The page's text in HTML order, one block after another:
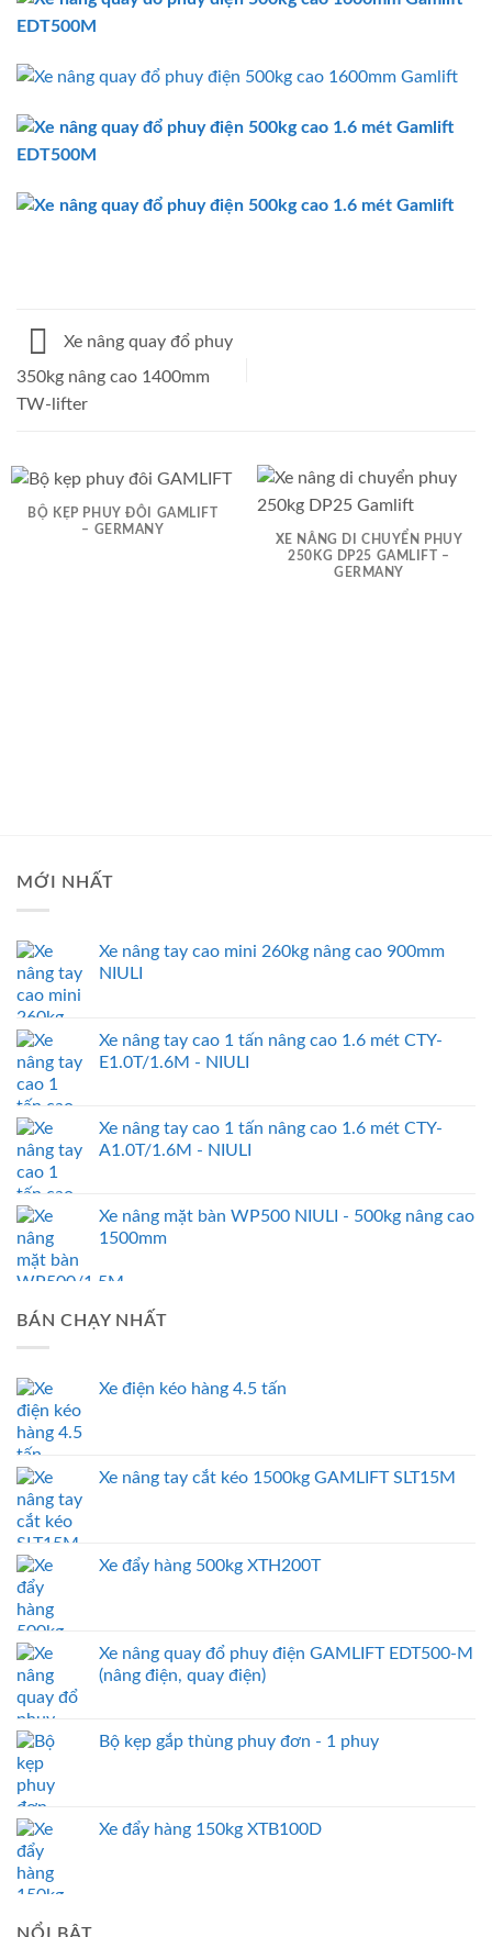
Xe nâng quay đổ phuy
350kg nâng cao 1400mm
TW-lifter
BỘ KẸP PHUY ĐÔI GAMLIFT
– GERMANY
XE NÂNG DI CHUYỂN PHUY
250KG DP25 GAMLIFT –
GERMANY
MỚI NHẤT
Xe nâng tay cao mini 260kg nâng cao 900mm
NIULI
Xe nâng tay cao 1 tấn nâng cao 1.6 mét CTY-
E1.0T/1.6M - NIULI
Xe nâng tay cao 1 tấn nâng cao 1.6 mét CTY-
A1.0T/1.6M - NIULI
Xe nâng mặt bàn WP500 NIULI - 500kg nâng cao
1500mm
BÁN CHẠY NHẤT
Xe điện kéo hàng 4.5 tấn
Xe nâng tay cắt kéo 1500kg GAMLIFT SLT15M
Xe đẩy hàng 500kg XTH200T
Xe nâng quay đổ phuy điện GAMLIFT EDT500-M
(nâng điện, quay điện)
Bộ kẹp gắp thùng phuy đơn - 1 phuy
Xe đẩy hàng 150kg XTB100D